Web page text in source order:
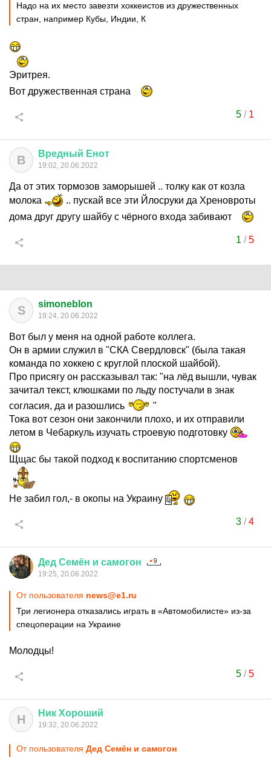
Надо на их место завезти хоккеистов из дружественных
стран, например Кубы, Индии, К
Эритрея.
Вот дружественная страна
5/ 1
В Вредный Енот
19:02, 20.06.2022
Да от этих тормозов заморышей .. толку как от козла
молока
.. пускай все эти Йлосруки да Хреновроты
дома друг другу шайбу с чёрного входа забивают
1 /5
S simoneblon
19:24, 20.06.2022
Вот был у меня на одной работе коллега.
Он в армии служил в "СКА Свердловск" (была такая
команда по хоккею с круглой плоской шайбой).
Про присягу он рассказывал так: "на лёд вышли, чувак
зачитал текст, клюшками по льду постучали в знак
согласия, да и разошлись
"
Тока вот сезон они закончили плохо, и их отправили
летом в Чебаркуль изучать строевую подготовку
Щщас бы такой подход к воспитанию спортсменов
Не забил гол,- в окопы на Украину
3/4
Дед Семён и самогон
19:25, 20.06.2022
От пользователя news@e1.ru
Три легионера отказались играть в «Автомобилисте» из-за
спецоперации на Украине
Молодцы!
5/5
Н Ник Хороший
19:32, 20.06.2022
От пользователя Дед Семён и самогон